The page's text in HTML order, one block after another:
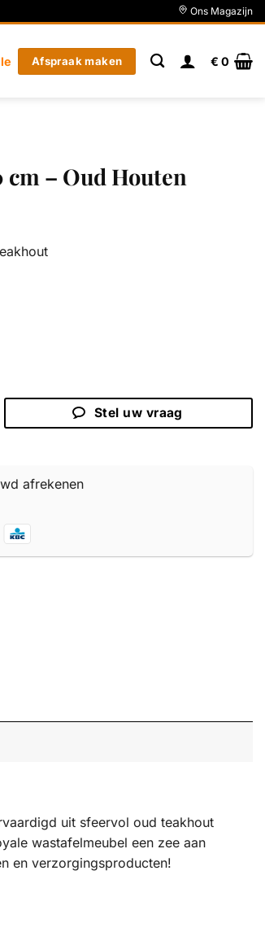
Ons Magazijn
Afspraak maken € 0
cm – Oud Houten
Stel uw vraag
afrekenen
uit sfeervol oud teakhout
wastafelmeubel een zee aan
en verzorgingsproducten!